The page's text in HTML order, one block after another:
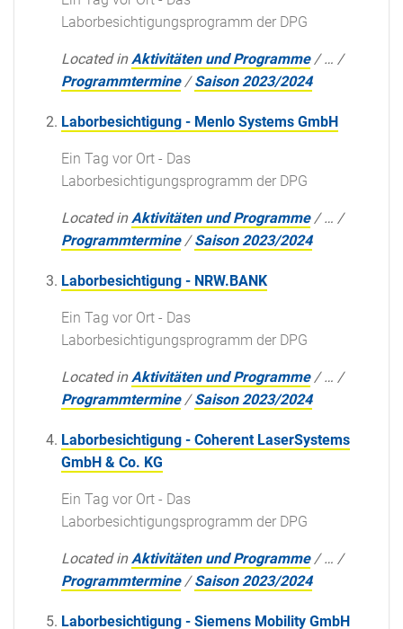
Laborbesichtigungsprogramm der DPG
Located in Aktivitäten und Programme /… /
Programmtermine /Saison 2023/2024
Laborbesichtigung - Menlo Systems GmbH
Ein Tag vor Ort - Das
Laborbesichtigungsprogramm der DPG
Located in Aktivitäten und Programme /… /
Programmtermine /Saison 2023/2024
Laborbesichtigung - NRW.BANK
Ein Tag vor Ort - Das
Laborbesichtigungsprogramm der DPG
Located in Aktivitäten und Programme /… /
Programmtermine /Saison 2023/2024
Laborbesichtigung - Coherent LaserSystems
GmbH & Co. KG
Ein Tag vor Ort - Das
Laborbesichtigungsprogramm der DPG
Located in Aktivitäten und Programme /… /
Programmtermine /Saison 2023/2024
Laborbesichtigung - Siemens Mobility GmbH